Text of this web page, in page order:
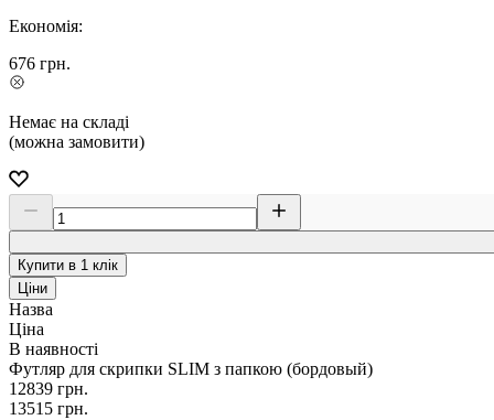
Економія:
676 грн.
Немає на складі
(можна замовити)
Купити в 1 клік
Ціни
Назва
Ціна
В наявності
Футляр для скрипки SLIM з папкою (бордовый)
12839 грн.
13515 грн.